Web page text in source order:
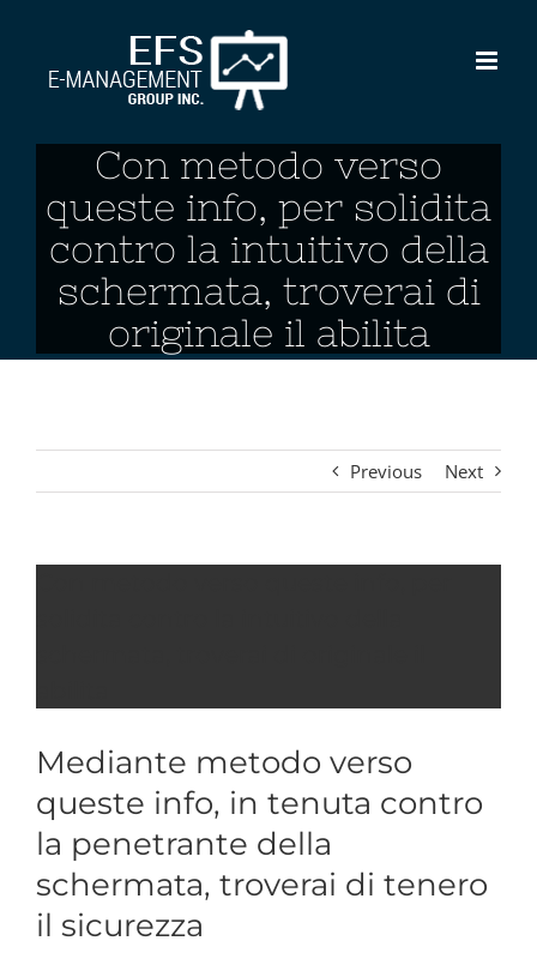
content
Con metodo verso
queste info, per solidita
contro la intuitivo della
schermata, troverai di
originale il abilita
Previous Next
Mediante metodo verso
queste info, in tenuta contro
la penetrante della
schermata, troverai di tenero
il sicurezza